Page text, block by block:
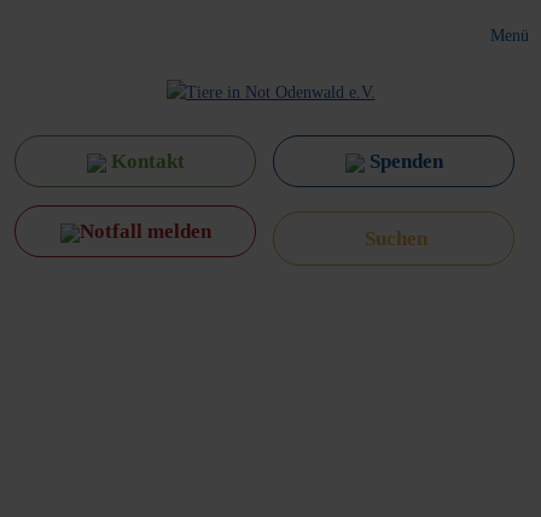
Menü
Kontakt Spenden
Notfall melden